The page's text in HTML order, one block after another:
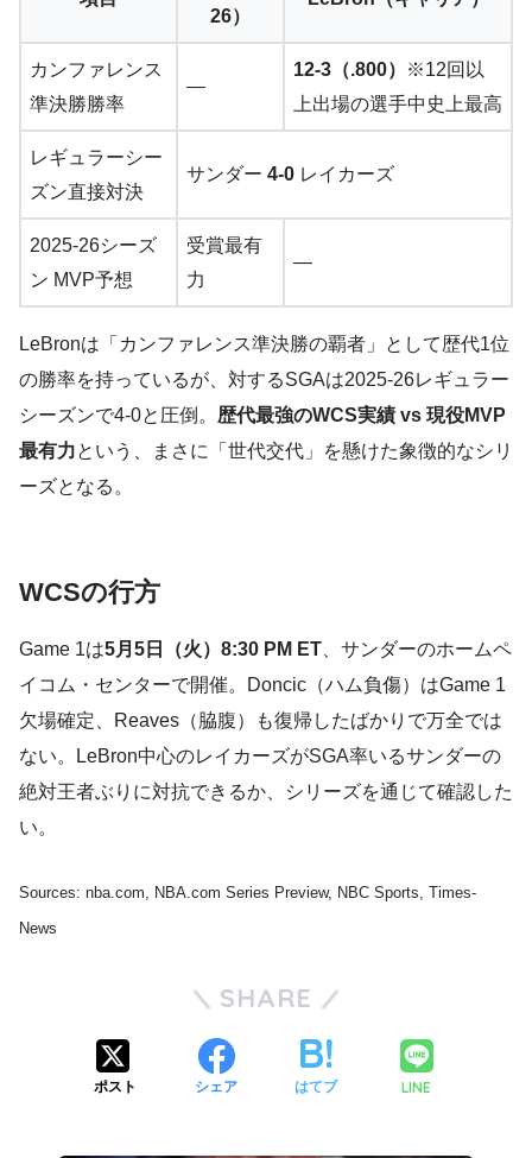
26）
カンファレンス
準決勝勝率
—
12-3（.800）
※12回以
上出場の選手中史上最高
レギュラーシー
ズン直接対決
サンダー 4-0 レイカーズ
2025-26シーズ
ン MVP予想
受賞最有
力
—
LeBronは「カンファレンス準決勝の覇者」として歴代1位
の勝率を持っているが、対するSGAは2025-26レギュラー
シーズンで4-0と圧倒。 歴代最強のWCS実績 vs 現役MVP
最有力という、まさに「世代交代」を懸けた象徴的なシリ
ーズとなる。
WCSの行方
Game 1は5月5日（火）8:30 PM ET 、サンダーのホームペ
イコム・センターで開催。Doncic（ハム負傷）はGame 1
欠場確定、Reaves（脇腹）も復帰したばかりで万全では
ない。LeBron中心のレイカーズがSGA率いるサンダーの
絶対王者ぶりに対抗できるか、シリーズを通じて確認した
い。
Sources: nba.com, NBA.com Series Preview, NBC Sports, Times-
News
SHARE
ポスト シェア はてブ LINE